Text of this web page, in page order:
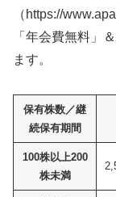
（https://
「年会費無料」
ます。
保有株数／継
続保有期間
100株以上200
株未満